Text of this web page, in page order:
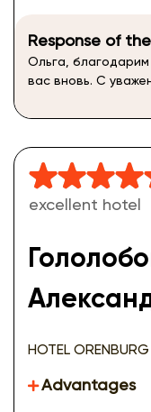
Response of
Ольга,
вас вновь. С
excellent hotel
HOTEL ORENBURG
Advantages